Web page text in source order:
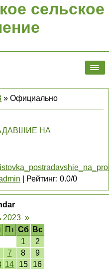
сельское
» Официально
НА
Рейтинг: 0.0/0
2023 »
Пт Сб
Вс
1
2
7 8
9
14 15
16